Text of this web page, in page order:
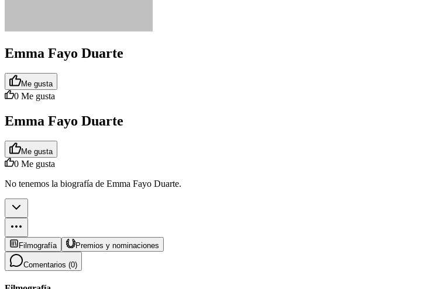
Emma Fayo Duarte
Me gusta
0 Me gusta
Emma Fayo Duarte
Me gusta
0 Me gusta
No tenemos la biografía de Emma Fayo Duarte.
Filmografía Premios y nominaciones
Comentarios (0)